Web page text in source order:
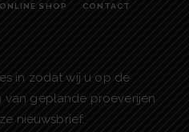
ONLINE SHOP CONTACT
in zodat wij u op de
geplande proeverijen
nieuwsbrief.